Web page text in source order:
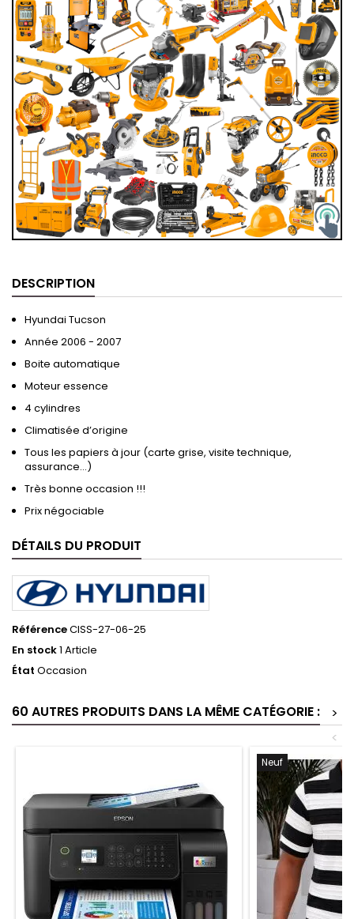
DESCRIPTION
Hyundai Tucson
Année 2006 - 2007
Boite automatique
Moteur essence
4 cylindres
Climatisée d’origine
Tous les papiers à jour (carte grise, visite technique,
assurance…)
Très bonne occasion !!!
Prix négociable
DÉTAILS DU PRODUIT
RéférenceCISS-27-06-25
En stock1 Article
État Occasion
60 AUTRES PRODUITS DANS LA MÊME CATÉGORIE :
>
<
Neuf